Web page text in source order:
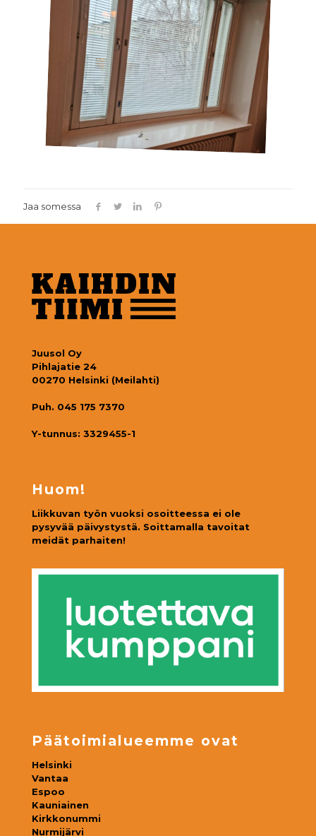
Jaa somessa
Juusol Oy
Pihlajatie 24
00270 Helsinki (Meilahti)
Puh. 045 175 7370
Y-tunnus: 3329455-1
Huom!
Liikkuvan työn vuoksi osoitteessa ei ole
pysyvää päivystystä. Soittamalla tavoitat
meidät parhaiten!
Päätoimialueemme ovat
Helsinki
Vantaa
Espoo
Kauniainen
Kirkkonummi
Nurmijärvi